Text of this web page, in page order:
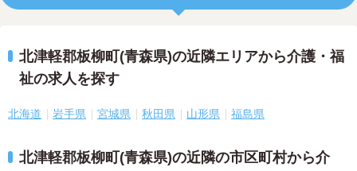
北津軽郡板柳町(青森県)の近隣エリアから介護・福
祉の求人を探す
北海道 岩手県 宮城県 秋田県 山形県 福島県
北津軽郡板柳町(青森県)の近隣の市区町村から介